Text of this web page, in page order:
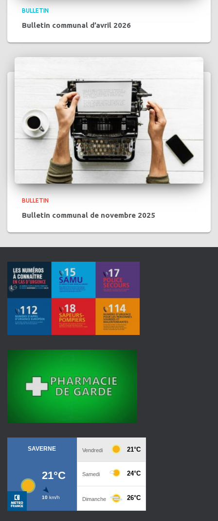
BULLETIN
Bulletin communal d’avril 2026
BULLETIN
Bulletin communal de novembre 2025